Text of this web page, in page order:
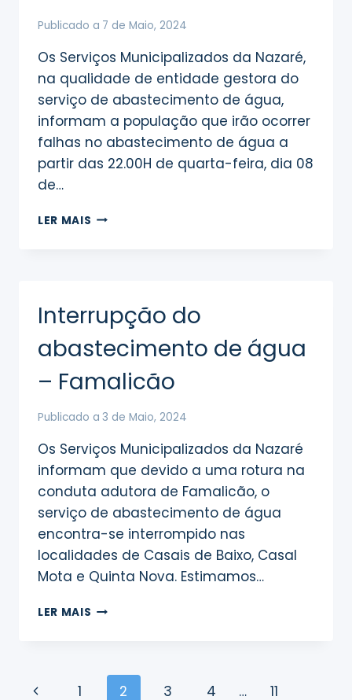
Publicado a 7 de Maio, 2024
Os Serviços Municipalizados da Nazaré,
na qualidade de entidade gestora do
serviço de abastecimento de água,
informam a população que irão ocorrer
falhas no abastecimento de água a
partir das 22.00H de quarta-feira, dia 08
de…
LER MAIS INTERRUPÇÃO
NAZARÉ
Interrupção do
abastecimento de água
– Famalicão
Publicado a 3 de Maio, 2024
Os Serviços Municipalizados da Nazaré
informam que devido a uma rotura na
conduta adutora de Famalicão, o
serviço de abastecimento de água
encontra-se interrompido nas
localidades de Casais de Baixo, Casal
Mota e Quinta Nova. Estimamos…
LER MAIS INTERRUPÇÃO
ÁGUA
Page
Previous1 2 3 4 …
11